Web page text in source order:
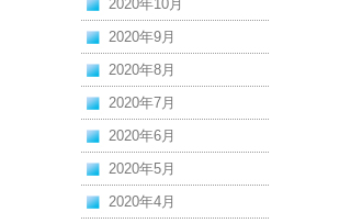
2020年10月
2020年9月
2020年8月
2020年7月
2020年6月
2020年5月
2020年4月